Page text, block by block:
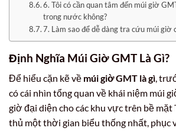
6. Tôi có cần quan tâm đến múi giờ
trong nước không?
7. Làm sao để dễ dàng tra cứu múi giờ
Định Nghĩa Múi Giờ GMT Là Gì?
Để hiểu cặn kẽ về múi giờ GMT là gì,
có cái nhìn tổng quan về khái niệm múi
giờ đại diện cho các khu vực trên bề mặt
thủ một thời gian biểu thống nhất, phục